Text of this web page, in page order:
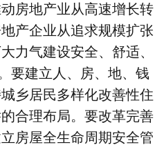
房地产业从高速增长转
产企业从追求规模扩张
力气建设安全、舒适、
要建立人、房、地、钱
乡居民多样化改善性住
合理布局。要改革完善
房屋全生命周期安全管